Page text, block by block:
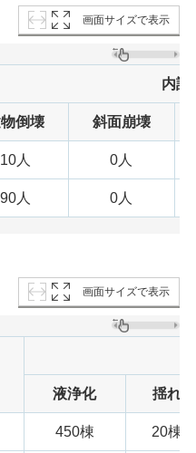
画面サイズで表示
内訳
倒壊 斜面崩壊
10人 0人
90人 0人
画面サイズで表示
液浄化 揺れ
450棟 20棟